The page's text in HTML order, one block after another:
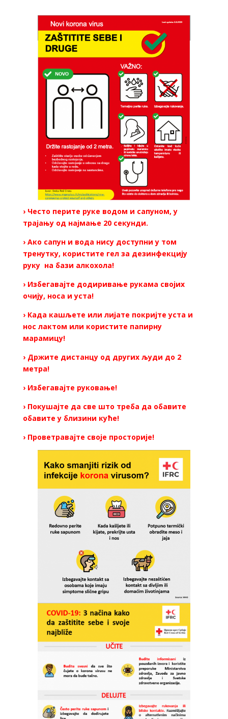
› Често перите руке водом и сапуном, у
трајању од најмање 20 секунди.
› Ако сапун и вода нису доступни у том
тренутку, користите гел за дезинфекцију
руку на бази алкохола!
› Избегавајте додиривање рукама својих
очију, носа и уста!
› Када кашљете или лијате покријте уста и
нос лактом или користите папирну
марамицу!
› Држите дистанцу од других људи до 2
метра!
› Избегавајте руковање!
› Покушајте да све што треба да обавите
обавите у близини куће!
› Проветравајте своје просторије!